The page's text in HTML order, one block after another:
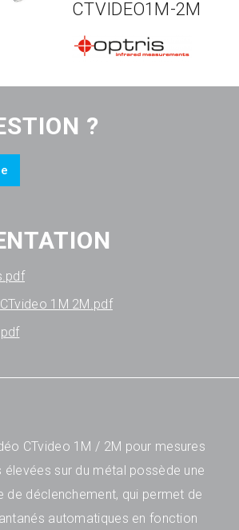
CTVIDEO1M-2M
?
1M 2M.pdf
CTvideo 1M / 2M pour mesures
sur du métal possède une
de déclenchement, qui permet de
automatiques en fonction